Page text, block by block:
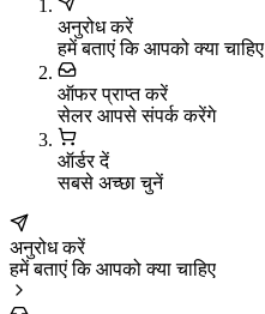
अनुरोध करें
हमें बताएं कि आपको क्या चाहिए
ऑफर प्राप्त करें
सेलर आपसे संपर्क करेंगे
ऑर्डर दें
सबसे अच्छा चुनें
अनुरोध करें
हमें बताएं कि आपको क्या चाहिए